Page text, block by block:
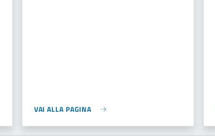
VAI ALLA PAGINA